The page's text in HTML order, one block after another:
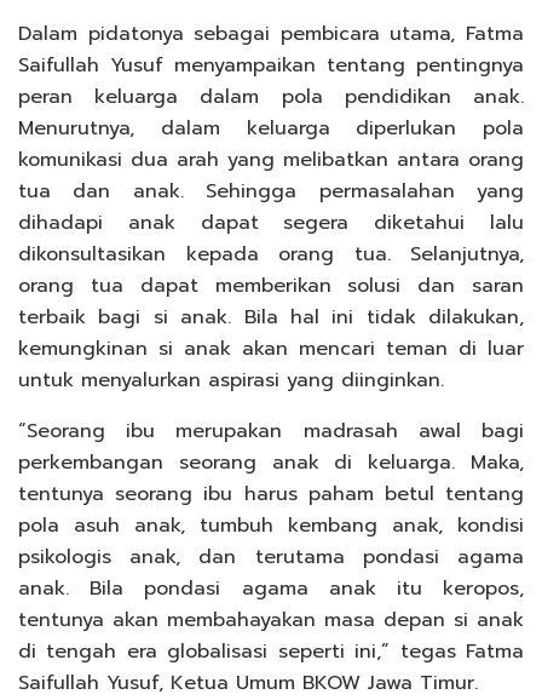
Dalam pidatonya sebagai pembicara utama, Fatma
Saifullah Yusuf menyampaikan tentang pentingnya
peran keluarga dalam pola pendidikan anak.
Menurutnya, dalam keluarga diperlukan pola
komunikasi dua arah yang melibatkan antara orang
tua dan anak. Sehingga permasalahan yang
dihadapi anak dapat segera diketahui lalu
dikonsultasikan kepada orang tua. Selanjutnya,
orang tua dapat memberikan solusi dan saran
terbaik bagi si anak. Bila hal ini tidak dilakukan,
kemungkinan si anak akan mencari teman di luar
untuk menyalurkan aspirasi yang diinginkan.
“Seorang ibu merupakan madrasah awal bagi
perkembangan seorang anak di keluarga. Maka,
tentunya seorang ibu harus paham betul tentang
pola asuh anak, tumbuh kembang anak, kondisi
psikologis anak, dan terutama pondasi agama
anak. Bila pondasi agama anak itu keropos,
tentunya akan membahayakan masa depan si anak
di tengah era globalisasi seperti ini,” tegas Fatma
Saifullah Yusuf, Ketua Umum BKOW Jawa Timur.